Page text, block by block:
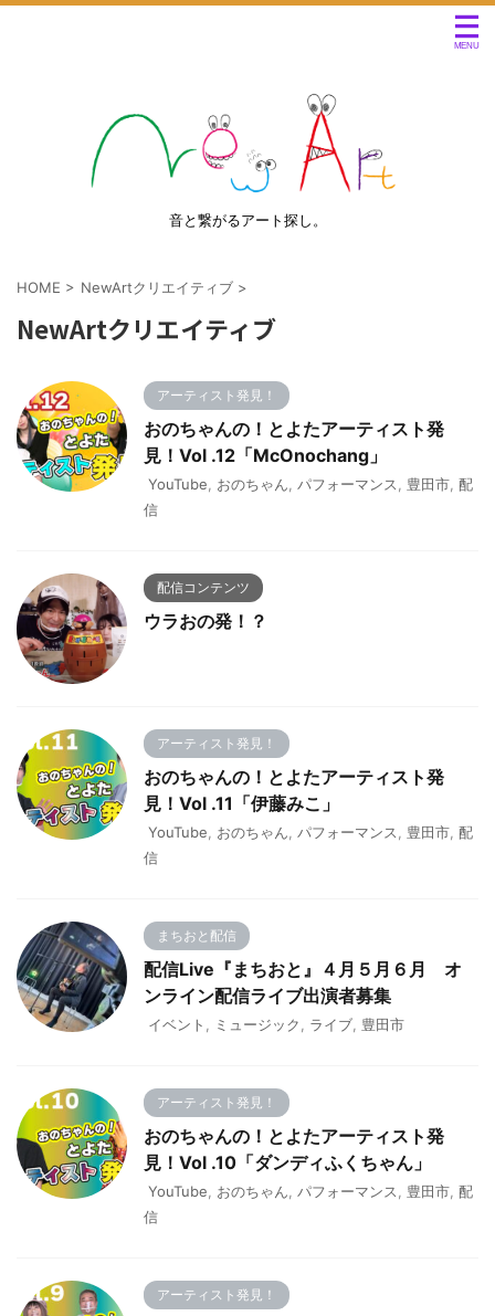
音と繋がるアート探し。
HOME > NewArtクリエイティブ >
NewArtクリエイティブ
アーティスト発見！
おのちゃんの！とよたアーティスト発
見！Vol .12「McOnochang」
YouTube おのちゃん パフォーマンス 豊田市 配
信
配信コンテンツ
ウラおの発！？
アーティスト発見！
おのちゃんの！とよたアーティスト発
見！Vol .11「伊藤みこ」
YouTube おのちゃん パフォーマンス 豊田市 配
信
まちおと配信
配信Live『まちおと』４月５月６月 オ
ンライン配信ライブ出演者募集
イベント ミュージック ライブ 豊田市
アーティスト発見！
おのちゃんの！とよたアーティスト発
見！Vol .10「ダンディふくちゃん」
YouTube おのちゃん パフォーマンス 豊田市 配
信
アーティスト発見！